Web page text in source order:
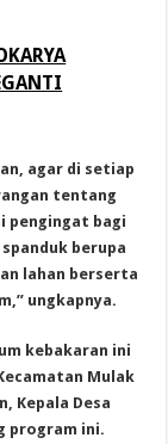
agar di setiap
tentang
pengingat bagi
berupa
lahan berserta
ungkapnya.
kebakaran ini
Mulak
Kepala Desa
program ini.